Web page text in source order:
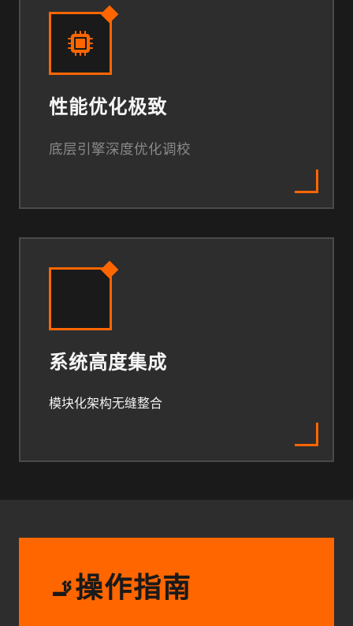
性能优化极致
底层引擎深度优化调校
系统高度集成
模块化架构无缝整合
🚬操作指南